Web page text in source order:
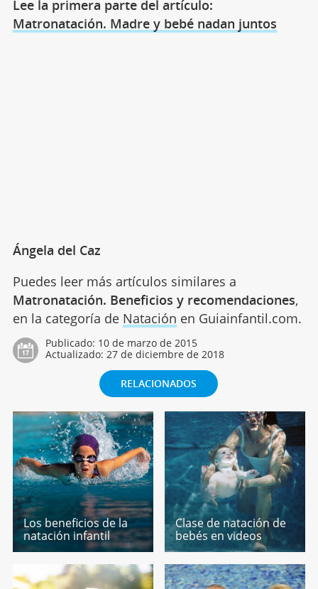
Lee la primera parte del artículo:
Matronatación. Madre y bebé nadan juntos
Ángela del Caz
Puedes leer más artículos similares a
Matronatación. Beneficios y recomendaciones,
en la categoría de Natación en Guiainfantil.com.
Publicado: 10 de marzo de 2015
Actualizado: 27 de diciembre de 2018
RELACIONADOS
Los beneficios de la
natación infantil
Clase de natación de
bebés en videos